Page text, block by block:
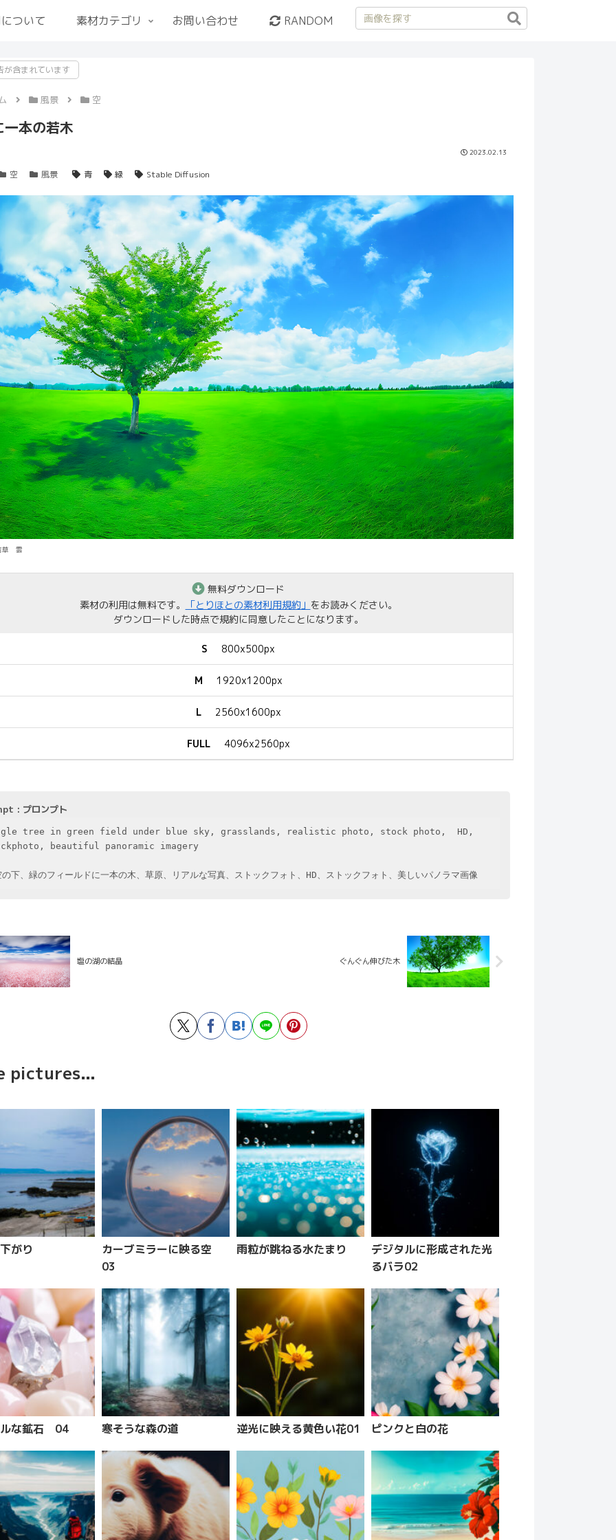
ついて 素材カテゴリ お問い合わせ RANDOM
が含まれています
風景 空
一本の若木
2023.02.13
空 風景 青 緑 Stable Diffusion
草 雲
無料ダウンロード
素材の利用は無料です。
「とりほとの素材利用規約」 をお読みください。
ダウンロードした時点で規約に同意したことになります。
S 800x500px
M 1920x1200px
L 2560x1600px
FULL 4096x2560px
: プロンプト
tree in green field under blue sky, grasslands, realistic photo, stock photo,  HD,
beautiful panoramic imagery
下、緑のフィールドに一本の木、草原、リアルな写真、ストックフォト、HD、ストックフォト、美しいパノラマ画像
塩の湖の結晶 ぐんぐん伸びた木
pictures...
がり
カーブミラーに映る空
03
雨粒が跳ねる水たまり
デジタルに形成された光
るバラ02
な鉱石 04 寒そうな森の道 逆光に映える黄色い花01 ピンクと白の花